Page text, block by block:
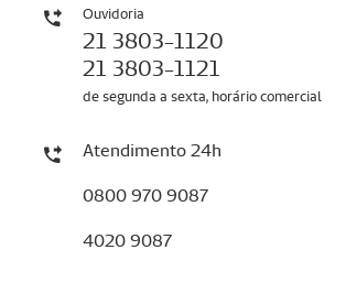
Ouvidoria
21 3803-1120
21 3803-1121
de segunda a sexta, horário comercial
Atendimento 24h
0800 970 9087
4020 9087